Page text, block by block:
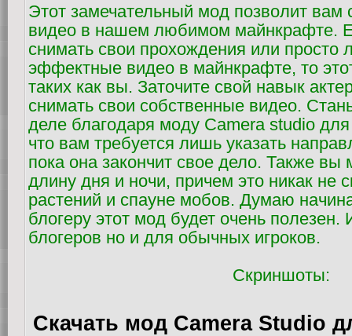
Этот замечательный мод позволит вам
видео в нашем любимом майнкрафте.
снимать свои прохождения или просто
эффектные видео в майнкрафте, то
таких как вы. Заточите свой навык
снимать свои собственные видео.
деле благодаря моду Camera studio
что вам требуется лишь указать
пока она закончит свое дело. Также вы
длину дня и ночи, причем это никак не
растений и спауне мобов. Думаю
блогеру этот мод будет очень полезен.
блогеров но и для обычных игроков.
Скриншоты:
Скачать мод Camera Studio